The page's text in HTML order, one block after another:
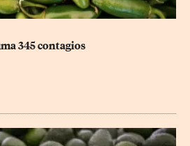
345 contagios